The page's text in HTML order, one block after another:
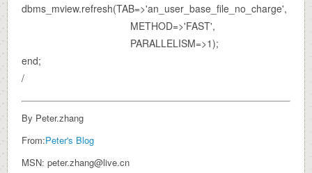
dbms_mview.refresh(TAB=>'an_user_base_file_no_charge',
METHOD=>'FAST',
PARALLELISM=>1);
end;
/
By Peter.zhang
From:Peter's Blog
MSN: peter.zhang@live.cn